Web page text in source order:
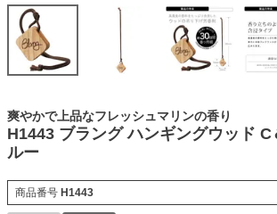
爽やかで上品なフレッシュマリンの香り
H1443 ブラング ハンギングウッド
ルー
商品番号 H1443